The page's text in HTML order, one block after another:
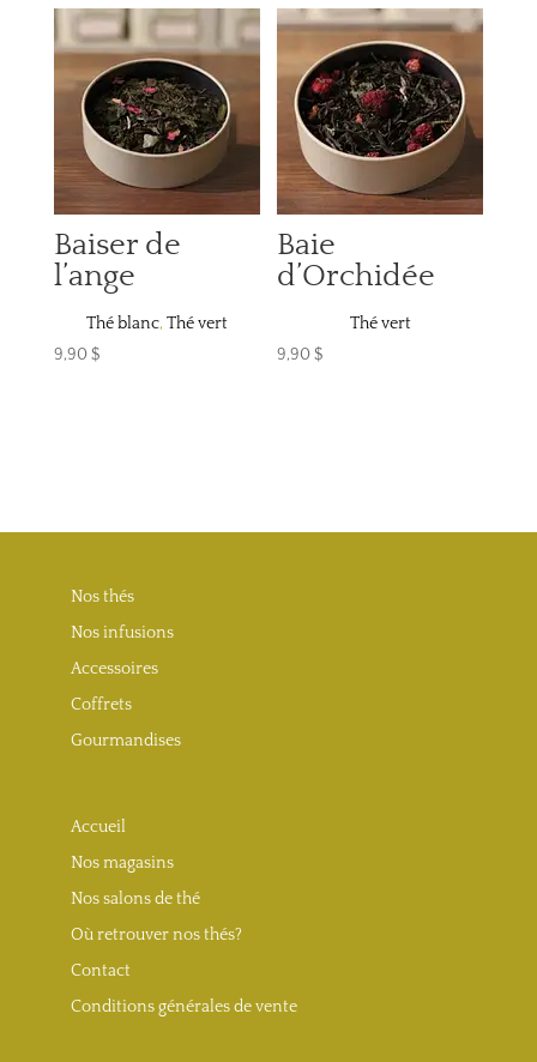
Baiser de
l’ange
Thé blanc, Thé vert
9,90$
Baie
d’Orchidée
Thé vert
9,90$
Nos thés
Nos infusions
Accessoires
Coffrets
Gourmandises
Accueil
Nos magasins
Nos salons de thé
Où retrouver nos thés?
Contact
Conditions générales de vente